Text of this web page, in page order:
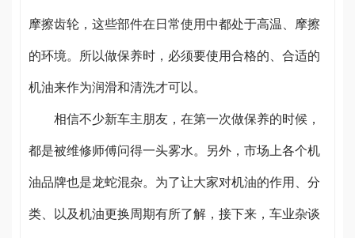
摩擦齿轮，这些部件在日常使用中都处于高温、摩擦
的环境。所以做保养时，必须要使用合格的、合适的
机油来作为润滑和清洗才可以。
相信不少新车主朋友，在第一次做保养的时候，
都是被维修师傅问得一头雾水。另外，市场上各个机
油品牌也是龙蛇混杂。为了让大家对机油的作用、分
类、以及机油更换周期有所了解，接下来，车业杂谈